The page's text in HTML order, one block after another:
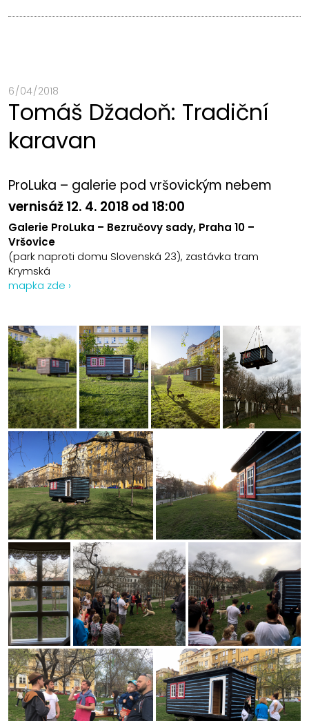
6 / 04 / 2018
Tomáš Džadoň: Tradiční
karavan
ProLuka – galerie pod vršovickým nebem
vernisáž 12. 4. 2018 od 18:00
Galerie ProLuka – Bezručovy sady, Praha 10 –
Vršovice
(park naproti domu Slovenská 23), zastávka tram
Krymská
mapka zde ›